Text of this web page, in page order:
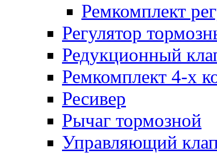
Ремкомплект
Регулятор
Редукционный
Ремкомплект 4-х
Ресивер
Рычаг тормозной
Управляющий